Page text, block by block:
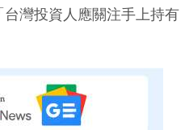
灣投資人應關注手上持有